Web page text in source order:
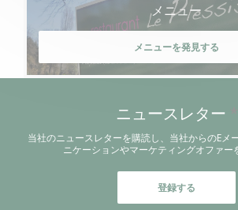
メニュー
メニューを発見する
ニュースレター
当社のニュースレターを購読し、当社からのEメ
ニケーションやマーケティングオファー
登録する